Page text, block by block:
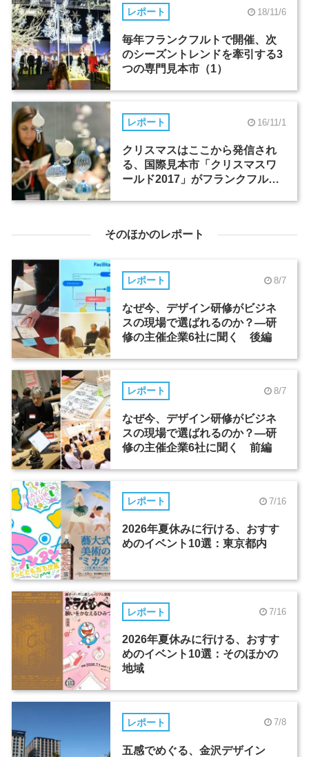
レポート 18/11/6
毎年フランクフルトで開催、次
のシーズントレンドを牽引する3
つの専門見本市（1）
レポート 16/11/1
クリスマスはここから発信され
る、国際見本市「クリスマスワ
ールド2017」がフランクフルト
そのほかのレポート
レポート 8/7
なぜ今、デザイン研修がビジネ
スの現場で選ばれるのか？―研
修の主催企業6社に聞く 後編
レポート 8/7
なぜ今、デザイン研修がビジネ
スの現場で選ばれるのか？―研
修の主催企業6社に聞く 前編
レポート 7/16
2026年夏休みに行ける、おすす
めのイベント10選：東京都内
レポート 7/16
2026年夏休みに行ける、おすす
めのイベント10選：そのほかの
地域
レポート 7/8
五感でめぐる、金沢デザイン